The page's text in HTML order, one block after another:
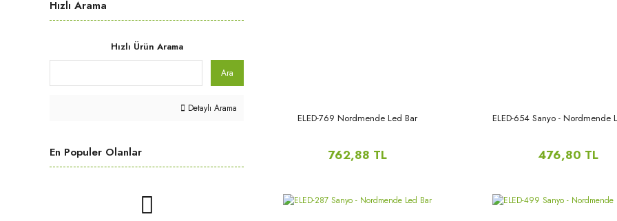
Hızlı Arama
Hızlı Ürün Arama
Ara
Detaylı Arama
En Populer Olanlar
ELED-769 Nordmende Led Bar
762,88 TL
ELED-654 Sanyo - Nordmende
476,80 TL